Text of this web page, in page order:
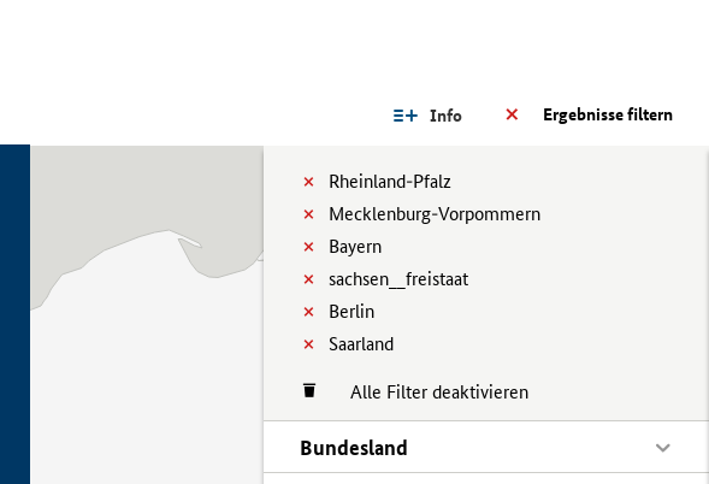
Ergebnisse filtern
Info
Rheinland-Pfalz
Mecklenburg-Vorpommern
Bayern
sachsen__freistaat
Berlin
Saarland
Alle Filter deaktivieren
Bundesland